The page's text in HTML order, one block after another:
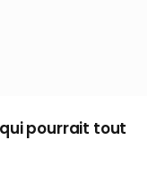
qui pourrait tout